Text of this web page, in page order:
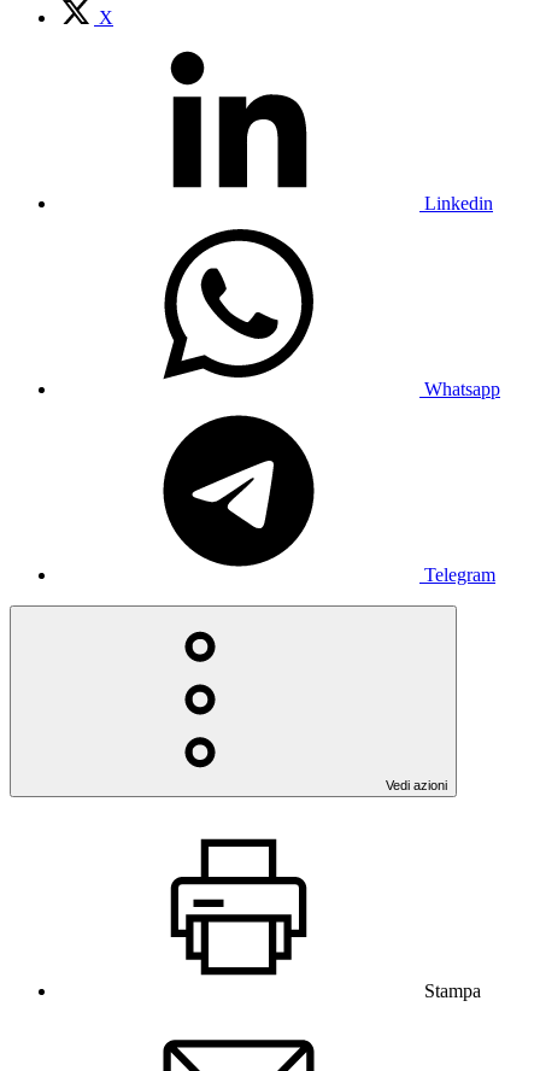
X
Linkedin
Whatsapp
Telegram
Vedi azioni
Stampa